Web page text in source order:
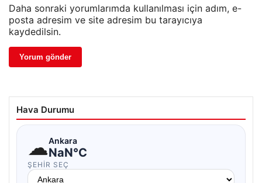
Daha sonraki yorumlarımda kullanılması için adım, e-
posta adresim ve site adresim bu tarayıcıya
kaydedilsin.
Hava Durumu
☁Ankara
NaN°C
ŞEHIR SEÇ